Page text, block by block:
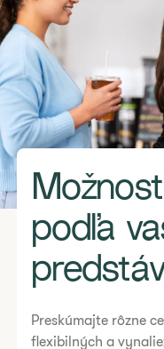
podľa
Preskúmajte rôzne
flexibilných a